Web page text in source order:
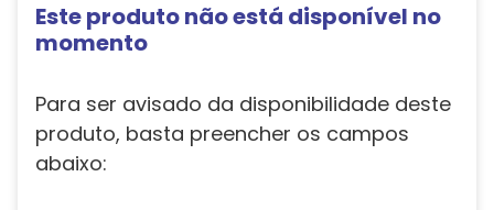
Este produto não está disponível no
momento
Para ser avisado da disponibilidade deste
produto, basta preencher os campos
abaixo: